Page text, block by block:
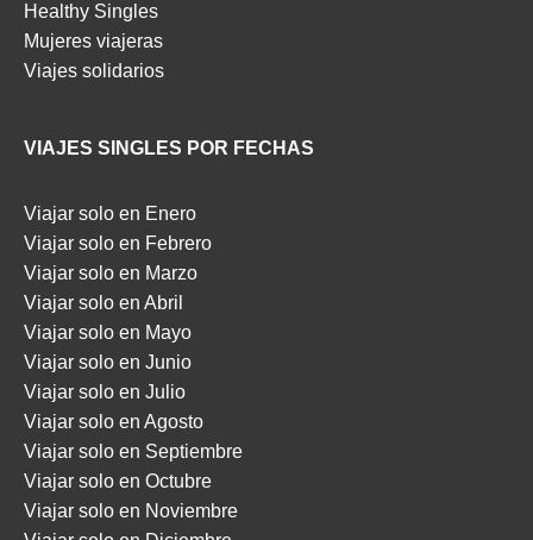
Healthy Singles
Mujeres viajeras
Viajes solidarios
VIAJES SINGLES POR FECHAS
Viajar solo en Enero
Viajar solo en Febrero
Viajar solo en Marzo
Viajar solo en Abril
Viajar solo en Mayo
Viajar solo en Junio
Viajar solo en Julio
Viajar solo en Agosto
Viajar solo en Septiembre
Viajar solo en Octubre
Viajar solo en Noviembre